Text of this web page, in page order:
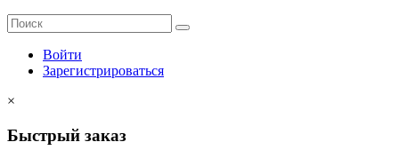
Войти
Зарегистрироваться
×
Быстрый заказ